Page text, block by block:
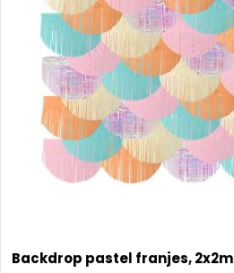
Backdrop pastel franjes, 2x2m